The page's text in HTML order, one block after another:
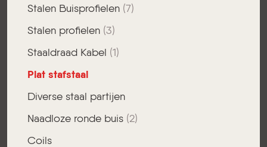
Stalen Buisprofielen (7)
Stalen profielen (3)
Staaldraad Kabel (1)
Plat stafstaal
Diverse staal partijen
Naadloze ronde buis (2)
Coils